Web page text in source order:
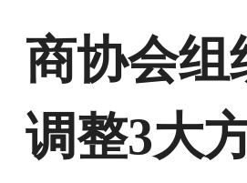
商协会组
调整3大